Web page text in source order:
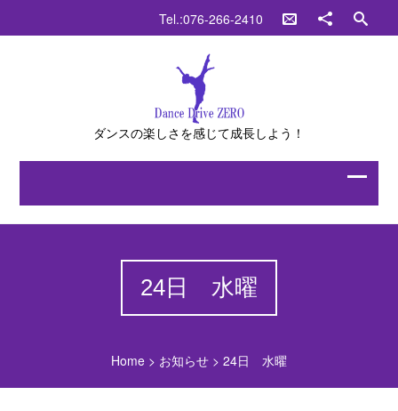
Tel.:076-266-2410
ダンスの楽しさを感じて成長しよう！
24日 水曜
Home> お知らせ> 24日 水曜